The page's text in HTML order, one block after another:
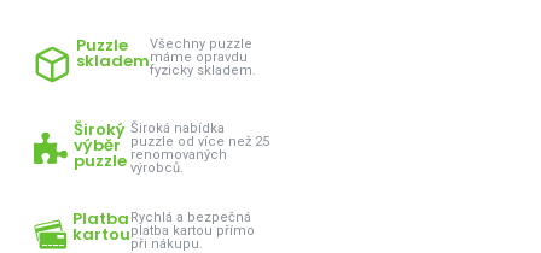
Puzzle
skladem
Všechny puzzle
máme opravdu
fyzicky skladem.
Široký
výběr
puzzle
Široká nabídka
puzzle od více než 25
renomovaných
výrobců.
Platba
kartou
Rychlá a bezpečná
platba kartou přímo
při nákupu.